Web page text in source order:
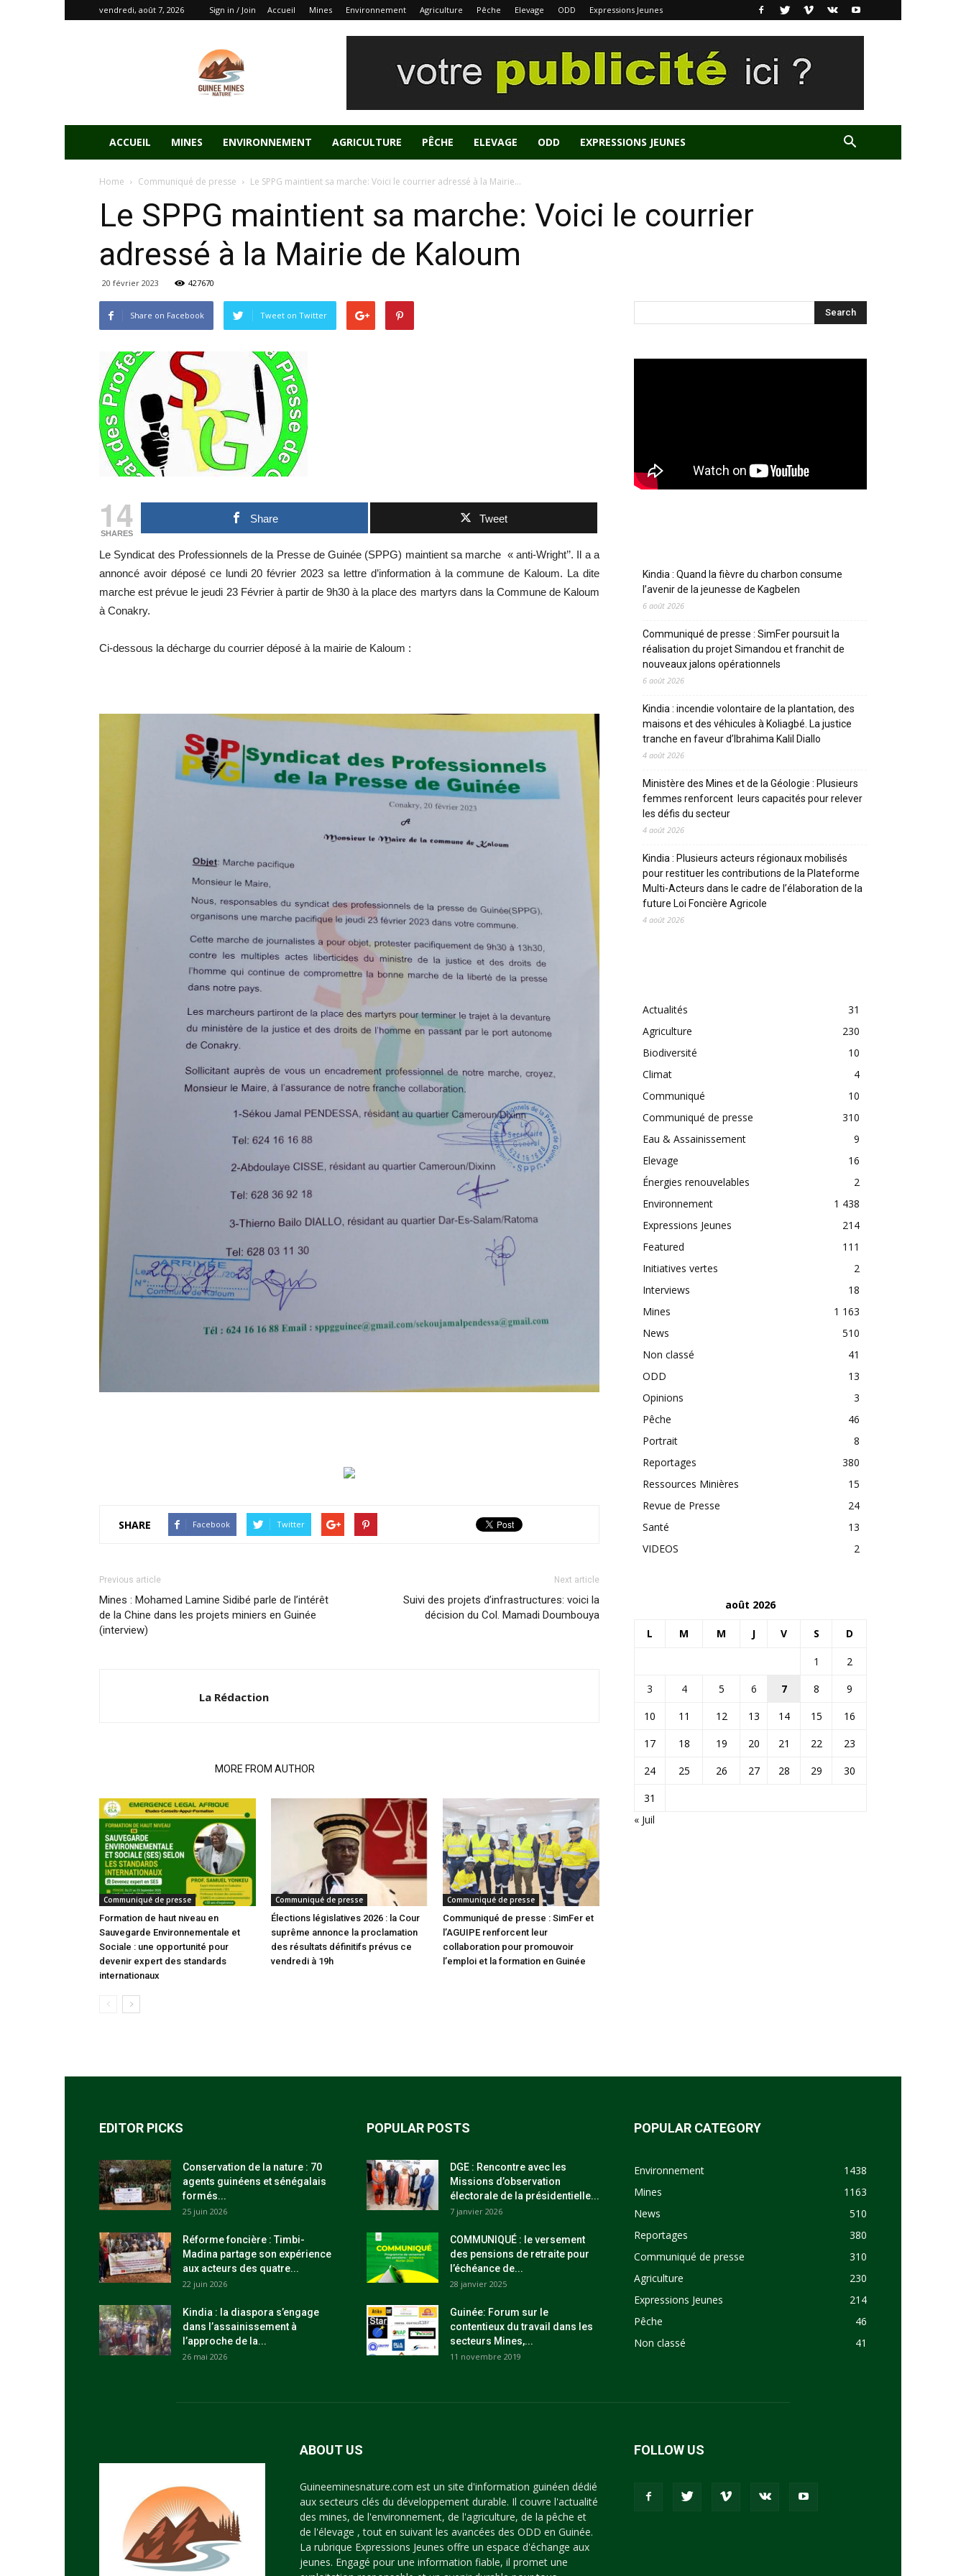
vendredi, août 7, 2026 Sign in / Join Accueil Mines Environnement Agriculture Pêche Elevage ODD Expressions Jeunes
ACCUEIL MINES ENVIRONNEMENT AGRICULTURE PÊCHE ELEVAGE ODD EXPRESSIONS JEUNES
Home Communiqué de presse Le SPPG maintient sa marche: Voici le courrier adressé à la Mairie...
Le SPPG maintient sa marche: Voici le courrier
adressé à la Mairie de Kaloum
20 février 2023 427670
Share on Facebook Tweet on Twitter
14
SHARES
Share Tweet
Le Syndicat des Professionnels de la Presse de Guinée (SPPG) maintient sa marche « anti-Wright’’. Il a a
annoncé avoir déposé ce lundi 20 février 2023 sa lettre d’information à la commune de Kaloum. La dite
marche est prévue le jeudi 23 Février à partir de 9h30 à la place des martyrs dans la Commune de Kaloum
à Conakry.
Ci-dessous la décharge du courrier déposé à la mairie de Kaloum :
SHARE Facebook Twitter
Previous article
Mines : Mohamed Lamine Sidibé parle de l’intérêt
de la Chine dans les projets miniers en Guinée
(interview)
Next article
Suivi des projets d’infrastructures: voici la
décision du Col. Mamadi Doumbouya
La Rédaction
MORE FROM AUTHOR
Communiqué de presse
Formation de haut niveau en
Sauvegarde Environnementale et
Sociale : une opportunité pour
devenir expert des standards
internationaux
Communiqué de presse
Élections législatives 2026 : la Cour
suprême annonce la proclamation
des résultats définitifs prévus ce
vendredi à 19h
Communiqué de presse
Communiqué de presse : SimFer et
l’AGUIPE renforcent leur
collaboration pour promouvoir
l’emploi et la formation en Guinée
Kindia : Quand la fièvre du charbon consume
l’avenir de la jeunesse de Kagbelen
6 août 2026
Communiqué de presse : SimFer poursuit la
réalisation du projet Simandou et franchit de
nouveaux jalons opérationnels
6 août 2026
Kindia : incendie volontaire de la plantation, des
maisons et des véhicules à Koliagbé. La justice
tranche en faveur d’Ibrahima Kalil Diallo
4 août 2026
Ministère des Mines et de la Géologie : Plusieurs
femmes renforcent leurs capacités pour relever
les défis du secteur
4 août 2026
Kindia : Plusieurs acteurs régionaux mobilisés
pour restituer les contributions de la Plateforme
Multi-Acteurs dans le cadre de l’élaboration de la
future Loi Foncière Agricole
4 août 2026
Actualités
31
Agriculture
230
Biodiversité
10
Climat
4
Communiqué
10
Communiqué de presse
310
Eau & Assainissement
9
Elevage
16
Énergies renouvelables
2
Environnement
1 438
Expressions Jeunes
214
Featured
111
Initiatives vertes
2
Interviews
18
Mines
1 163
News
510
Non classé
41
ODD
13
Opinions
3
Pêche
46
Portrait
8
Reportages
380
Ressources Minières
15
Revue de Presse
24
Santé
13
VIDEOS
2
août 2026
L M M J V S D
1
2
3
4 5 6 7 8
9
10
11 12 13 14 15
16
17
18 19 20 21 22
23
24
25 26 27 28 29
30
31
« Juil
EDITOR PICKS
Conservation de la nature : 70
agents guinéens et sénégalais
formés...
25 juin 2026
Réforme foncière : Timbi-
Madina partage son expérience
aux acteurs des quatre...
22 juin 2026
Kindia : la diaspora s’engage
dans l’assainissement à
l’approche de la...
26 mai 2026
POPULAR POSTS
DGE : Rencontre avec les
Missions d’observation
électorale de la présidentielle...
7 janvier 2026
COMMUNIQUÉ : le versement
des pensions de retraite pour
l’échéance de...
28 janvier 2025
Guinée: Forum sur le
contentieux du travail dans les
secteurs Mines,...
11 novembre 2019
POPULAR CATEGORY
Environnement
1438
Mines
1163
News
510
Reportages
380
Communiqué de presse
310
Agriculture
230
Expressions Jeunes
214
Pêche
46
Non classé
41
ABOUT US
Guineeminesnature.com est un site d'information guinéen dédié
aux secteurs clés du développement durable. Il couvre l'actualité
des mines, de l'environnement, de l'agriculture, de la pêche et
de l'élevage , tout en suivant les avancées des ODD en Guinée.
La rubrique Expressions Jeunes offre un espace d'échange aux
jeunes. Engagé pour une information fiable, il promet une
FOLLOW US